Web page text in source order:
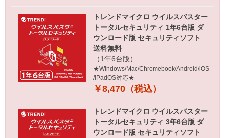
トレンドマイクロ ウイルスバスター
トータルセキュリティ 1年6台版 ダ
ウンロード版 セキュリティソフト
送料無料
（1年6台版）
★Windows/Mac/Chromebook/Android/iOS
/iPadOS対応★
￥8,470（税込）
トレンドマイクロ ウイルスバスター
トータルセキュリティ 3年6台版 ダ
ウンロード版 セキュリティソフト